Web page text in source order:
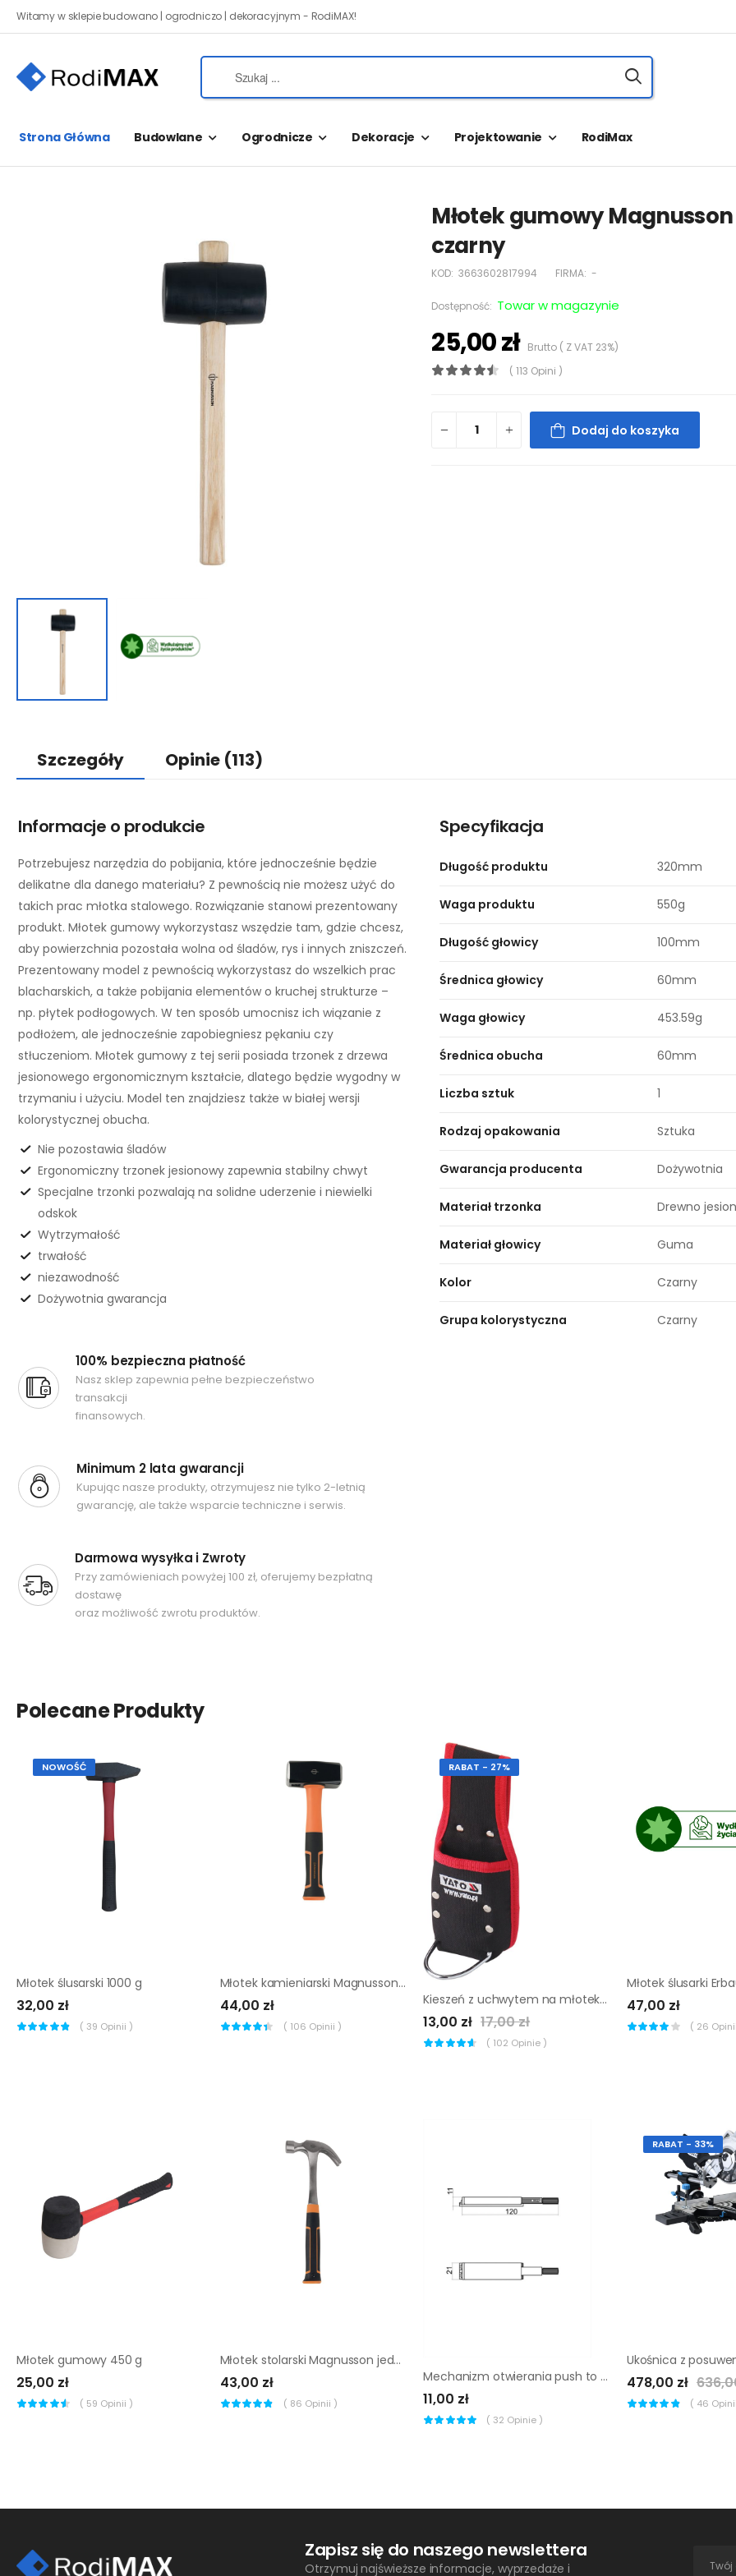
Witamy w sklepie budowano | ogrodniczo | dekoracyjnym - RodiMAX!
Strona Główna Budowlane Ogrodnicze Dekoracje Projektowanie RodiMax
Młotek gumowy
czarny
KOD: 3663602817994 FIRMA: -
Dostępność: Towar w magazynie
25,00 złBrutto ( Z VAT 23%)
( 113 Opini )
Dodaj do koszyka
Szczegóły Opinie (113)
Informacje o produkcie
Potrzebujesz narzędzia do pobijania, które jednocześnie będzie
delikatne dla danego materiału? Z pewnością nie możesz użyć do
takich prac młotka stalowego. Rozwiązanie stanowi prezentowany
produkt. Młotek gumowy wykorzystasz wszędzie tam, gdzie chcesz,
aby powierzchnia pozostała wolna od śladów, rys i innych zniszczeń.
Prezentowany model z pewnością wykorzystasz do wszelkich prac
blacharskich, a także pobijania elementów o kruchej strukturze –
np. płytek podłogowych. W ten sposób umocnisz ich wiązanie z
podłożem, ale jednocześnie zapobiegniesz pękaniu czy
stłuczeniom. Młotek gumowy z tej serii posiada trzonek z drzewa
jesionowego ergonomicznym kształcie, dlatego będzie wygodny w
trzymaniu i użyciu. Model ten znajdziesz także w białej wersji
kolorystycznej obucha.
Nie pozostawia śladów
Ergonomiczny trzonek jesionowy zapewnia stabilny chwyt
Specjalne trzonki pozwalają na solidne uderzenie i niewielki
odskok
Wytrzymałość
trwałość
niezawodność
Dożywotnia gwarancja
100% bezpieczna płatność
Nasz sklep zapewnia pełne bezpieczeństwo
transakcji
finansowych.
Minimum 2 lata gwarancji
Kupując nasze produkty, otrzymujesz nie tylko 2-letnią
gwarancję, ale także wsparcie techniczne i serwis.
Darmowa wysyłka i Zwroty
Przy zamówieniach powyżej 100 zł, oferujemy bezpłatną
dostawę
oraz możliwość zwrotu produktów.
Specyfikacja
Długość produktu 320mm
Waga produktu 550g
Długość głowicy 100mm
Średnica głowicy 60mm
Waga głowicy 453.59g
Średnica obucha 60mm
Liczba sztuk 1
Rodzaj opakowania Sztuka
Gwarancja producenta Dożywotnia​
Materiał trzonka Drewno
Materiał głowicy Guma
Kolor Czarny
Grupa kolorystyczna Czarny
Polecane Produkty
NOWOŚĆ
Młotek ślusarski 1000 g
32,00 zł
( 39 Opinii )
Młotek kamieniarski Magnusson czarny 1,5 kg
44,00 zł
( 106 Opinii )
RABAT - 27%
Kieszeń z uchwytem na młotek Yato
13,00 zł 17,00 zł
( 102 Opinie )
Młotek ślusarki
47,00 zł
( 26
Młotek gumowy 450 g
25,00 zł
( 59 Opinii )
Młotek stolarski Magnusson jednoczęściowy 567 g
43,00 zł
( 86 Opinii )
Mechanizm otwierania push to open GoodHome Turun Titus
11,00 zł
( 32 Opinie )
RABAT - 33%
478,00 zł
( 46
Zapisz się do naszego newslettera
Otrzymuj najświeższe informacje, wyprzedaże i